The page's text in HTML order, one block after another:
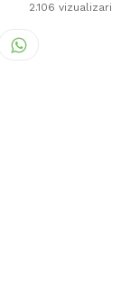
2.106 vizualizari